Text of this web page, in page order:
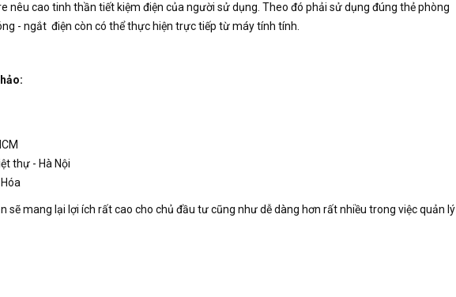
nêu cao tinh thần tiết kiệm điện của người sử dụng. Theo đó phải sử dụng đúng thẻ phòng
- ngắt điện còn có thể thực hiện trực tiếp từ máy tính tính.
thự - Hà Nội
sẽ mang lại lợi ích rất cao cho chủ đầu tư cũng như dễ dàng hơn rất nhiều trong việc quản lý